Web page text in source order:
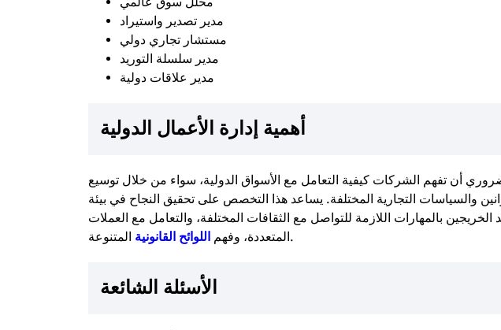
مدير تصدير واستيراد
مستشار تجاري دولي
مدير سلسلة التوريد
مدير علاقات دولية
أهمية إدارة الأعمال الدولية
أن تفهم الشركات كيفية التعامل مع الأسواق الدولية، سواء من خلال توسيع
والسياسات التجارية المختلفة. يساعد هذا التخصص على تحقيق النجاح في بيئة
الخريجين بالمهارات اللازمة للتواصل مع الثقافات المختلفة، والتعامل مع العملات
المتعددة، وفهم اللوائح القانونية المتنوعة.
الأسئلة الشائعة